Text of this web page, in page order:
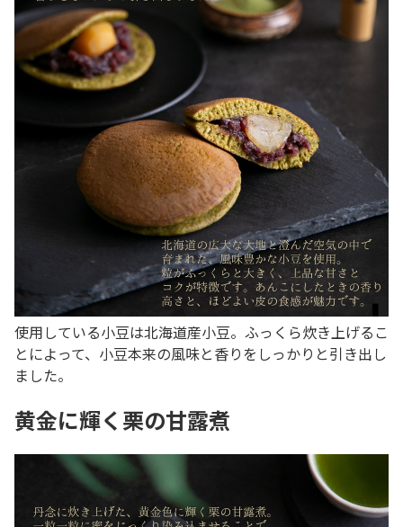
使用している小豆は北海道産小豆。ふっくら炊き上げるこ
とによって、小豆本来の風味と香りをしっかりと引き出し
ました。
黄金に輝く栗の甘露煮